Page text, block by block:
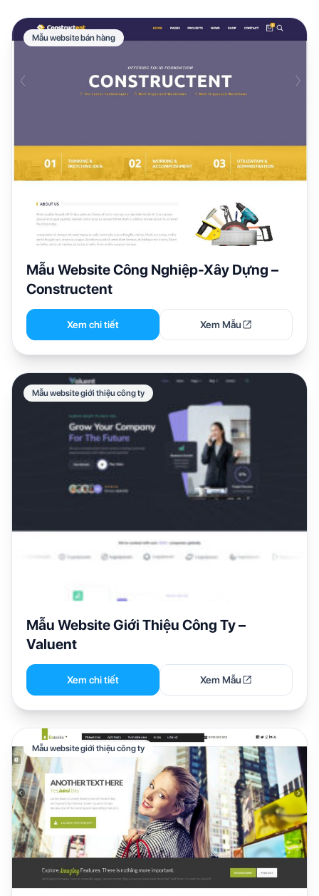
Mẫu website bán hàng
Mẫu Website Công Nghiệp-Xây Dựng –
Constructent
Xem chi tiết Xem Mẫu
Mẫu website giới thiệu công ty
Mẫu Website Giới Thiệu Công Ty –
Valuent
Xem chi tiết Xem Mẫu
Mẫu website giới thiệu công ty